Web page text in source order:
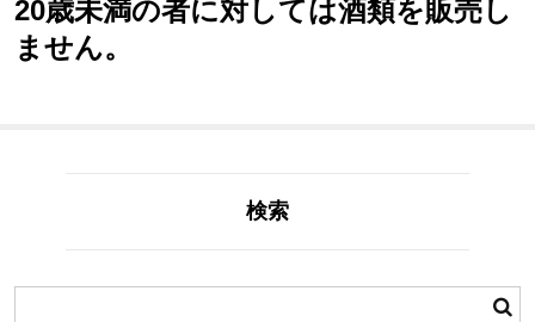
20歳未満の者に対しては酒類を販売し
ません。
検索